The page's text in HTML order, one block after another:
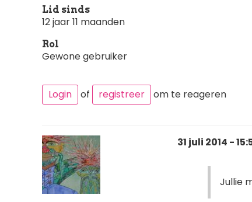
Lid sinds
12 jaar 11 maanden
Rol
Gewone gebruiker
Login of registreer om te reageren
31 juli 2014 -
Jullie